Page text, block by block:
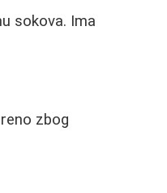
sokova. Ima
zbog